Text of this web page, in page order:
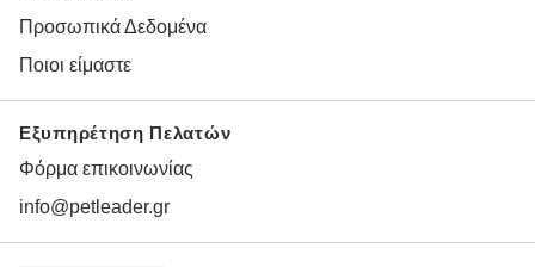
Προσωπικά Δεδομένα
Ποιοι είμαστε
Εξυπηρέτηση Πελατών
Φόρμα επικοινωνίας
info@petleader.gr